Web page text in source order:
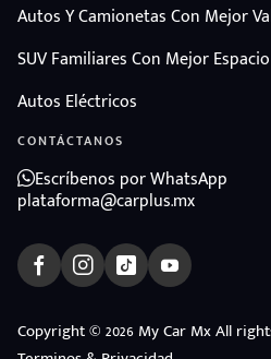
Autos Y Camionetas Con Mejor
SUV Familiares Con Mejor
Autos Eléctricos
CONTÁCTANOS
Escríbenos por WhatsApp
plataforma@carplus.mx
Copyright © 2026 My Car Mx All